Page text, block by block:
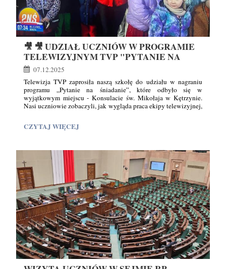
🎥 🎥 UDZIAŁ UCZNIÓW W PROGRAMIE
TELEWIZYJNYM TVP "PYTANIE NA
ŚNIADANIE"
07.12.2025
Telewizja TVP zaprosiła naszą szkołę do udziału w nagraniu
programu „Pytanie na śniadanie”, które odbyło się w
wyjątkowym miejscu - Konsulacie św. Mikołaja w Kętrzynie.
Nasi uczniowie zobaczyli, jak wygląda praca ekipy telewizyjnej,
Serdecznie dziękujemy wspaniałej ekipie „Pytania na śniadanie”
🎥
UCZNIÓW
W
PROGRAMIE
TELEWIZYJNYM
TVP
"PYTANIE
NA
ŚNIADANIE":
CZYTAJ WIĘCEJ